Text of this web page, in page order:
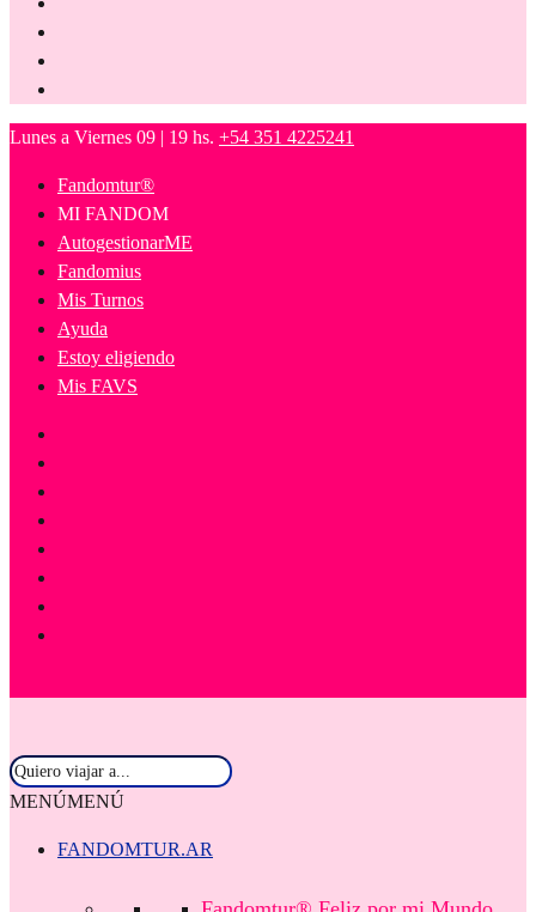
Lunes a Viernes 09 | 19 hs. +54 351 4225241
Fandomtur®
MI FANDOM
AutogestionarME
Fandomius
Mis Turnos
Ayuda
Estoy eligiendo
Mis FAVS
MENÚMENÚ
FANDOMTUR.AR